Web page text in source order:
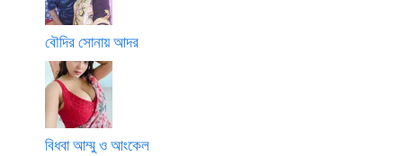
বৌদির সোনায় আদর
বিধবা আম্মু ও আংকেল